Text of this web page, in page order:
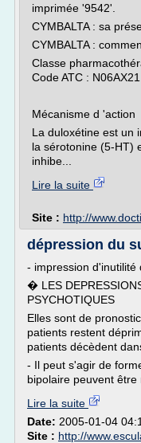
imprimée '9542'.
CYMBALTA : sa
CYMBALTA :
Classe
Code ATC : N06AX21.
Mécanisme d 'action
La duloxétine est un
la sérotonine (5-HT)
inhibe...
Lire la suite
Site : http://
dépression du
- impression d'inutilité
� LES
PSYCHOTIQUES
Elles sont de
patients restent
patients décèdent
- Il peut s'agir de
bipolaire peuvent être
Lire la suite
Date: 2005-01-04
Site : http://